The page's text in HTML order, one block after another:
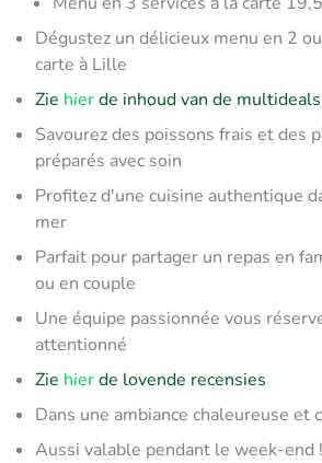
Dégustez un délicieux menu en 2
carte à Lille
Zie hierde inhoud van de multideals
Savourez des poissons frais et des
préparés avec soin
Profitez d'une cuisine authentique
mer
Parfait pour partager un repas en
ou en couple
Une équipe passionnée vous
attentionné
Zie hierde lovende recensies
Dans une ambiance chaleureuse et
Aussi valable pendant le week-end !